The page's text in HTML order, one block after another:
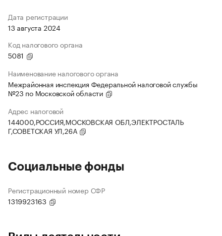
Дата регистрации
13 августа 2024
Код налогового органа
5081
Наименование налогового органа
Межрайонная инспекция Федеральной налоговой службы
№23 по Московской области
Адрес налоговой
144000,РОССИЯ,МОСКОВСКАЯ ОБЛ,ЭЛЕКТРОСТАЛЬ
Г,СОВЕТСКАЯ УЛ,26А
Социальные фонды
Регистрационный номер СФР
1319923163